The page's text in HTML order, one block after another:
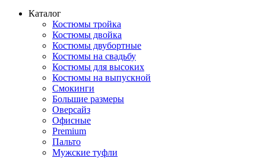
Каталог
Костюмы тройка
Костюмы двойка
Костюмы двубортные
Костюмы на свадьбу
Костюмы для высоких
Костюмы на выпускной
Смокинги
Большие размеры
Оверсайз
Офисные
Premium
Пальто
Мужские туфли